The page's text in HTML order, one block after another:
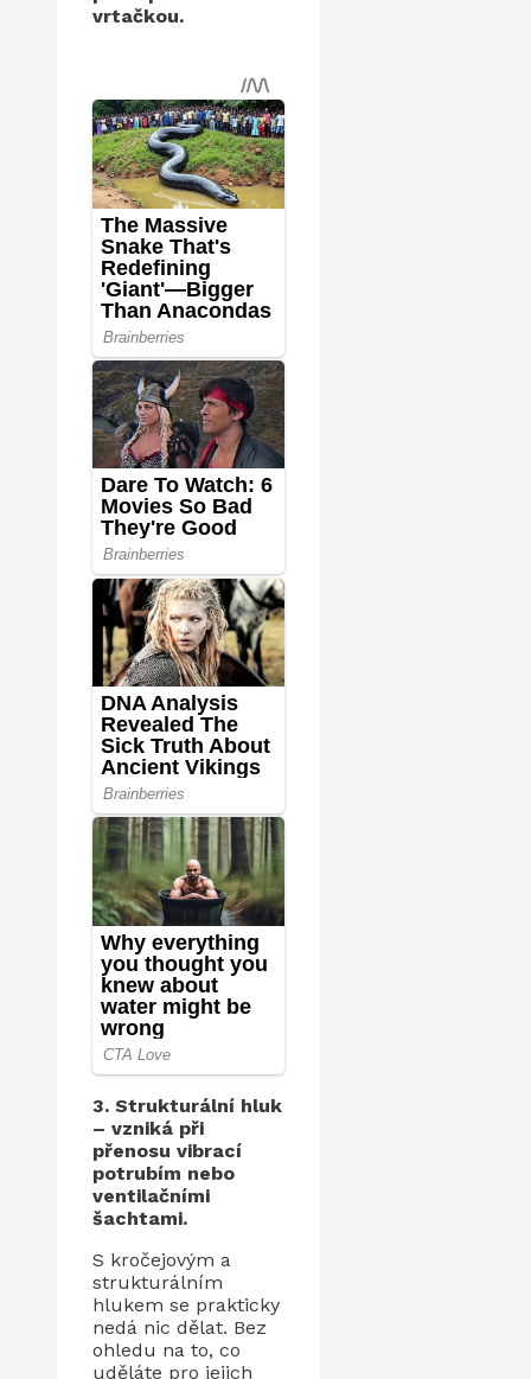
vrtačkou.
3. Strukturální hluk
– vzniká při
přenosu vibrací
potrubím nebo
ventilačními
šachtami.
S kročejovým a
strukturálním
hlukem se prakticky
nedá nic dělat. Bez
ohledu na to, co
uděláte pro jejich